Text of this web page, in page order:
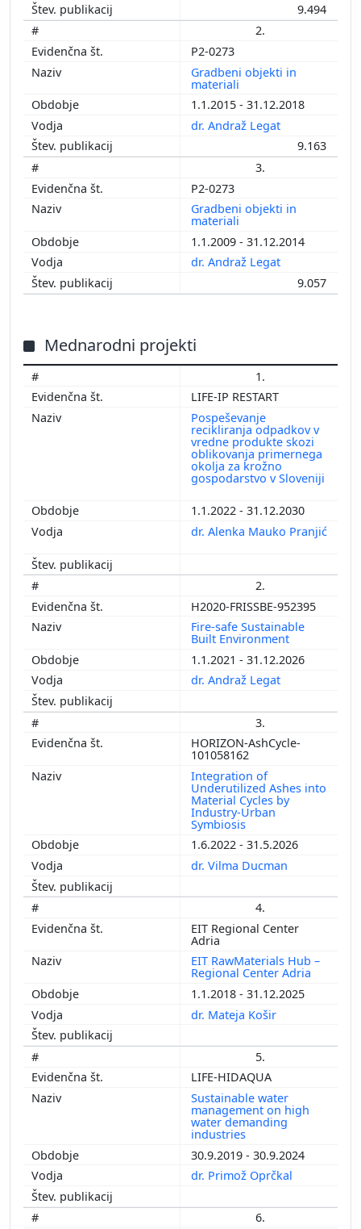
9.494
2.
P2-0273
Gradbeni objekti in
materiali
1.1.2015 - 31.12.2018
dr. Andraž Legat
9.163
3.
P2-0273
Gradbeni objekti in
materiali
1.1.2009 - 31.12.2014
dr. Andraž Legat
9.057
Mednarodni projekti
1.
LIFE-IP RESTART
Pospeševanje
recikliranja odpadkov v
vredne produkte skozi
oblikovanja primernega
okolja za krožno
gospodarstvo v Sloveniji
1.1.2022 - 31.12.2030
dr. Alenka Mauko Pranjić
2.
H2020-FRISSBE-952395
Fire-safe Sustainable
Built Environment
1.1.2021 - 31.12.2026
dr. Andraž Legat
3.
HORIZON-AshCycle-
101058162
Integration of
Underutilized Ashes into
Material Cycles by
Industry-Urban
Symbiosis
1.6.2022 - 31.5.2026
dr. Vilma Ducman
4.
EIT Regional Center
Adria
EIT RawMaterials Hub –
Regional Center Adria
1.1.2018 - 31.12.2025
dr. Mateja Košir
5.
LIFE-HIDAQUA
Sustainable water
management on high
water demanding
industries
30.9.2019 - 30.9.2024
dr. Primož Oprčkal
6.